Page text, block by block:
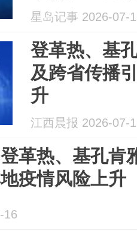
生风险
星岛记事 2026-07-
登革热、基
及跨省传播
升
江西晨报 2026-07-
革热、基孔肯
疫情风险上升
16